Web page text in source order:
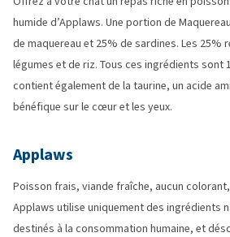
humide d’Applaws. Une portion de
de maquereau et 25% de sardines. Les 25%
légumes et de riz. Tous ces ingrédients sont
contient également de la taurine, un acide
bénéfique sur le cœur et les yeux.
Applaws
Poisson frais, viande fraîche, aucun
Applaws utilise uniquement des ingrédients
destinés à la consommation humaine, et